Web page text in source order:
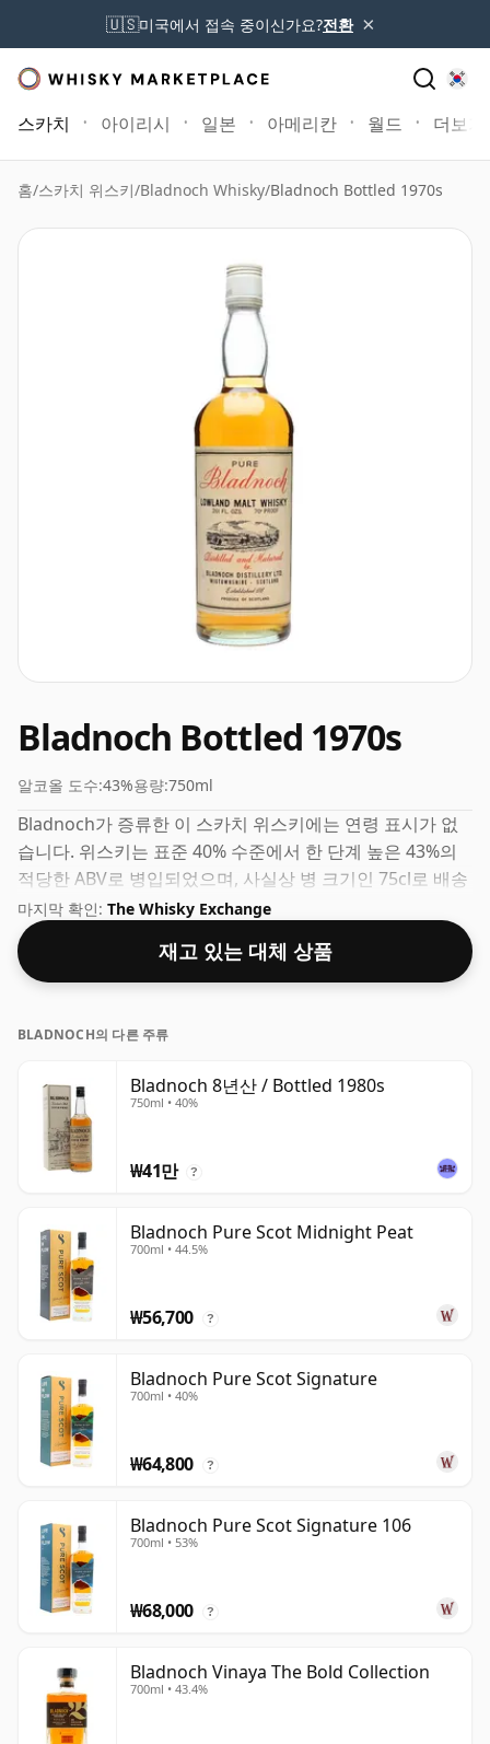
🇺🇸미국에서 접속 중이신가요?전환 ×
스카치 아이리시 일본 아메리칸 월드 더보기
홈/스카치 위스키/Bladnoch Whisky/Bladnoch Bottled 1970s
Bladnoch Bottled 1970s
알코올 도수:43%용량:750ml
Bladnoch가 증류한 이 스카치 위스키에는 연령 표시가 없
습니다. 위스키는 표준 40% 수준에서 한 단계 높은 43%의
적당한 ABV로 병입되었으며, 사실상 병 크기인 75cl로 배송
됩니다.
마지막 확인: The Whisky Exchange
재고 있는 대체 상품
BLADNOCH의 다른 주류
Bladnoch 8년산 / Bottled 1980s
750ml • 40%
₩41만 ?
Bladnoch Pure Scot Midnight Peat
700ml • 44.5%
₩56,700 ?
Bladnoch Pure Scot Signature
700ml • 40%
₩64,800 ?
Bladnoch Pure Scot Signature 106
700ml • 53%
₩68,000 ?
Bladnoch Vinaya The Bold Collection
700ml • 43.4%